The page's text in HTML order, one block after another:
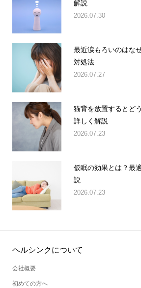
解説
2026.07.30
最近涙もろいのはな
対処法
2026.07.27
猫背を放置するとど
詳しく解説
2026.07.23
仮眠の効果とは？最
説
2026.07.23
ヘルシンクについて
会社概要
初めての方へ